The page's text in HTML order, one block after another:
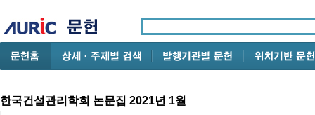
한국건설관리학회 논문집 2021년 1월